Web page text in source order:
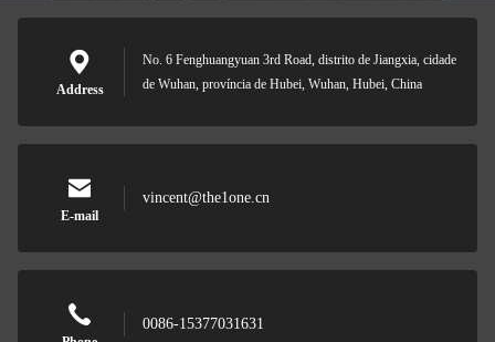
Address
No. 6 Fenghuangyuan 3rd Road, distrito de Jiangxia, cidade
de Wuhan, província de Hubei, Wuhan, Hubei, China
E-mail
vincent@the1one.cn
0086-15377031631